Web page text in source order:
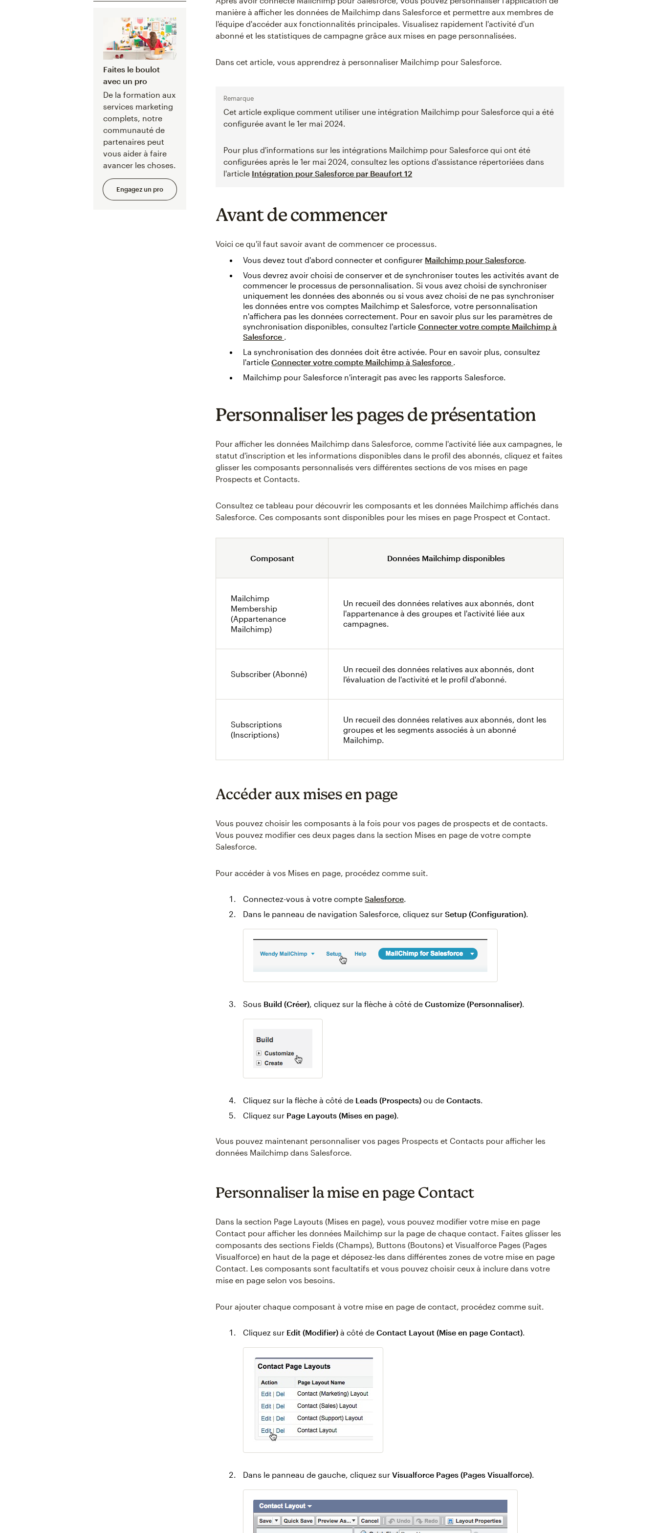
Faites le boulot
avec un pro
De la formation aux
services marketing
complets, notre
communauté de
partenaires peut
vous aider à faire
avancer les choses.
Engagez un pro
manière à afficher les données de Mailchimp dans Salesforce et permettre aux membres de
l'équipe d'accéder aux fonctionnalités principales. Visualisez rapidement l'activité d'un
abonné et les statistiques de campagne grâce aux mises en page personnalisées.
Dans cet article, vous apprendrez à personnaliser Mailchimp pour Salesforce.
Remarque
Cet article explique comment utiliser une intégration Mailchimp pour Salesforce qui a été
configurée avant le 1er mai 2024.
Pour plus d'informations sur les intégrations Mailchimp pour Salesforce qui ont été
configurées après le 1er mai 2024, consultez les options d'assistance répertoriées dans
l'article Intégration pour Salesforce par Beaufort 12
Avant de commencer
Voici ce qu'il faut savoir avant de commencer ce processus.
Vous devez tout d'abord connecter et configurer Mailchimp pour Salesforce.
Vous devrez avoir choisi de conserver et de synchroniser toutes les activités avant de
commencer le processus de personnalisation. Si vous avez choisi de synchroniser
uniquement les données des abonnés ou si vous avez choisi de ne pas synchroniser
les données entre vos comptes Mailchimp et Salesforce, votre personnalisation
n'affichera pas les données correctement. Pour en savoir plus sur les paramètres de
synchronisation disponibles, consultez l'articleConnecter votre compte Mailchimp à
Salesforce .
La synchronisation des données doit être activée. Pour en savoir plus, consultez
l'articleConnecter votre compte Mailchimp à Salesforce .
Mailchimp pour Salesforce n'interagit pas avec les rapports Salesforce.
Personnaliser les pages de présentation
Pour afficher les données Mailchimp dans Salesforce, comme l'activité liée aux campagnes, le
statut d'inscription et les informations disponibles dans le profil des abonnés, cliquez et faites
glisser les composants personnalisés vers différentes sections de vos mises en page
Prospects et Contacts.
Consultez ce tableau pour découvrir les composants et les données Mailchimp affichés dans
Salesforce. Ces composants sont disponibles pour les mises en page Prospect et Contact.
Composant Données Mailchimp disponibles
Mailchimp
Membership
(Appartenance
Mailchimp)
Un recueil des données relatives aux abonnés, dont
l'appartenance à des groupes et l'activité liée aux
campagnes.
Subscriber (Abonné)
Un recueil des données relatives aux abonnés, dont
l'évaluation de l'activité et le profil d'abonné.
Subscriptions
(Inscriptions)
Un recueil des données relatives aux abonnés, dont les
groupes et les segments associés à un abonné
Mailchimp.
Accéder aux mises en page
Vous pouvez choisir les composants à la fois pour vos pages de prospects et de contacts.
Vous pouvez modifier ces deux pages dans la section Mises en page de votre compte
Salesforce.
Pour accéder à vos Mises en page, procédez comme suit.
Connectez-vous à votre compteSalesforce.
Dans le panneau de navigation Salesforce, cliquez surSetup (Configuration).
Sous Build (Créer), cliquez sur la flèche à côté deCustomize (Personnaliser).
Cliquez sur la flèche à côté de Leads (Prospects) ou deContacts.
Cliquez sur Page Layouts (Mises en page).
Vous pouvez maintenant personnaliser vos pages Prospects et Contacts pour afficher les
données Mailchimp dans Salesforce.
Personnaliser la mise en page Contact
Dans la section Page Layouts (Mises en page), vous pouvez modifier votre mise en page
Contact pour afficher les données Mailchimp sur la page de chaque contact. Faites glisser les
composants des sections Fields (Champs), Buttons (Boutons) et Visualforce Pages (Pages
Visualforce) en haut de la page et déposez-les dans différentes zones de votre mise en page
Contact. Les composants sont facultatifs et vous pouvez choisir ceux à inclure dans votre
mise en page selon vos besoins.
Pour ajouter chaque composant à votre mise en page de contact, procédez comme suit.
Cliquez sur Edit (Modifier) à côté deContact Layout (Mise en page Contact).
Dans le panneau de gauche, cliquez surVisualforce Pages (Pages Visualforce).